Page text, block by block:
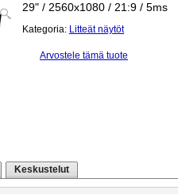
29" / 2560x1080 / 21:9 / 5ms
Kategoria: Litteät näytöt
Arvostele tämä tuote
Keskustelut